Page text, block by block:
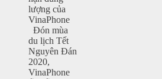
lượng của
VinaPhone
Đón mùa
du lịch Tết
Nguyên Đán
2020,
VinaPhone